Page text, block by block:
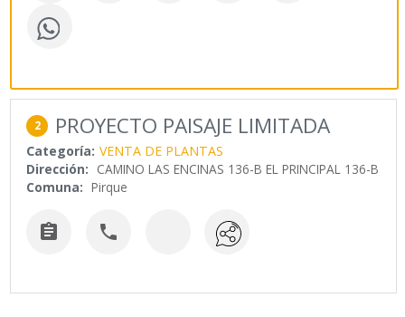
2 PROYECTO PAISAJE LIMITADA
Categoría: VENTA DE PLANTAS
Dirección: CAMINO LAS ENCINAS 136-B EL PRINCIPAL 136-B
Comuna: Pirque
 